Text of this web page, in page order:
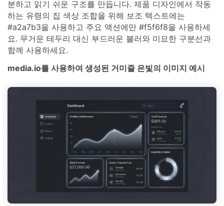
분하고 읽기 쉬운 구조를 만듭니다. 제품 디자인에서 작동
하는 유령의 집 색상 조합을 위해 보조 텍스트에는
#a2a7b3을 사용하고 주요 액션에만 #f5f6f8을 사용하세
요. 무거운 테두리 대신 부드러운 블러와 미묘한 구분선과
함께 사용하세요.
media.io를 사용하여 생성된 거미줄 은빛의 이미지 예시